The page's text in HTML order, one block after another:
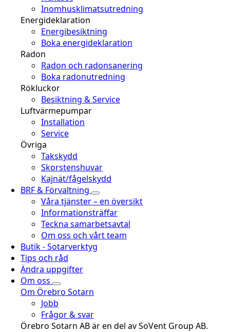
Inomhusklimatsutredning
Energideklaration
Energibesiktning
Boka energideklaration
Radon
Radon och radonsanering
Boka radonutredning
Rökluckor
Besiktning & Service
Luftvärmepumpar
Installation
Service
Övriga
Takskydd
Skorstenshuvar
Kajnät/fågelskydd
BRF & Förvaltning
Våra tjänster – en översikt
Informationsträffar
Teckna samarbetsavtal
Om oss och vårt team
Butik - Sotarverktyg
Tips och råd
Ändra uppgifter
Om oss
Om Örebro Sotarn
Jobb
Frågor & svar
Örebro Sotarn AB är en del av SoVent Group AB.